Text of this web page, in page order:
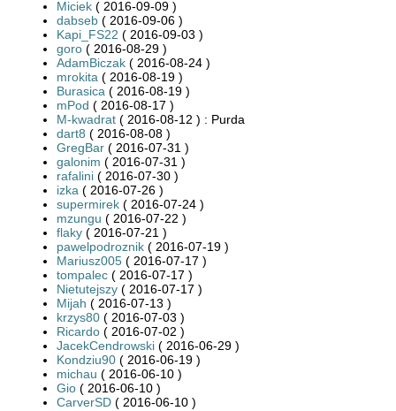
Miciek ( 2016-09-09 )
dabseb ( 2016-09-06 )
Kapi_FS22 ( 2016-09-03 )
goro ( 2016-08-29 )
AdamBiczak ( 2016-08-24 )
mrokita ( 2016-08-19 )
Burasica ( 2016-08-19 )
mPod ( 2016-08-17 )
M-kwadrat ( 2016-08-12 ) : Purda
dart8 ( 2016-08-08 )
GregBar ( 2016-07-31 )
galonim ( 2016-07-31 )
rafalini ( 2016-07-30 )
izka ( 2016-07-26 )
supermirek ( 2016-07-24 )
mzungu ( 2016-07-22 )
flaky ( 2016-07-21 )
pawelpodroznik ( 2016-07-19 )
Mariusz005 ( 2016-07-17 )
tompalec ( 2016-07-17 )
Nietutejszy ( 2016-07-17 )
Mijah ( 2016-07-13 )
krzys80 ( 2016-07-03 )
Ricardo ( 2016-07-02 )
JacekCendrowski ( 2016-06-29 )
Kondziu90 ( 2016-06-19 )
michau ( 2016-06-10 )
Gio ( 2016-06-10 )
CarverSD ( 2016-06-10 )